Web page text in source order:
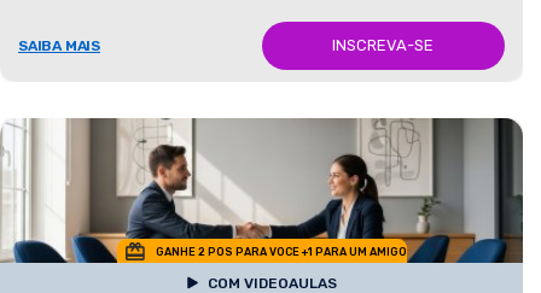
SAIBA MAIS INSCREVA-SE
GANHE 2 POS PARA VOCE +1 PARA UM AMIGO
COM VIDEOAULAS